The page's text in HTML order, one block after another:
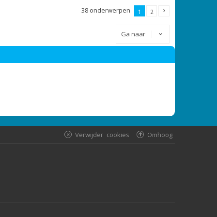
38 onderwerpen 1 2
Ga naar
Omhoog
Verwijder cookies